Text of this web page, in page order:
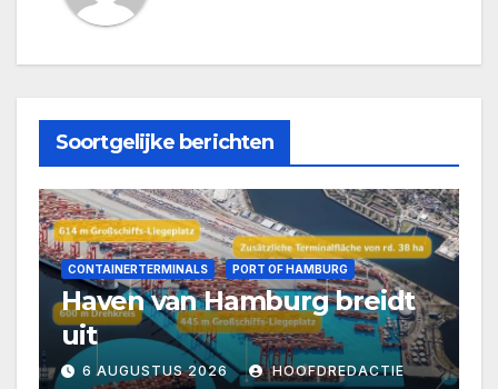
Soortgelijke berichten
CONTAINERTERMINALS PORT OF HAMBURG
Haven van Hamburg breidt
uit
6 AUGUSTUS 2026 HOOFDREDACTIE